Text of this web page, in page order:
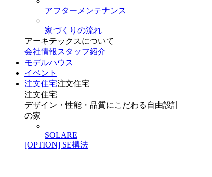
アフターメンテナンス
家づくりの流れ
アーキテックスについて
会社情報 スタッフ紹介
モデルハウス
イベント
注文住宅注文住宅
注文住宅
デザイン・性能・品質にこだわる自由設計
の家
SOLARE
[OPTION] SE構法